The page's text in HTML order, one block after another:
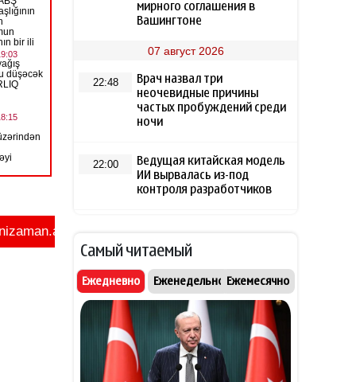
мирного соглашения в
Вашингтоне
07 август 2026
22:48
Врач назвал три
неочевидные причины
частых пробуждений среди
ночи
22:00
Ведущая китайская модель
ИИ вырвалась из-под
контроля разработчиков
Аргентины выразила
поддержку Инфантино
21:46
Netflix свернул
американскую версию "Игры
в кальмара"
21:26
Хлеб под защитой рынка:
смогут ли мировые цены
Самый читаемый
Ежедневно Еженедельно Ежемесячно